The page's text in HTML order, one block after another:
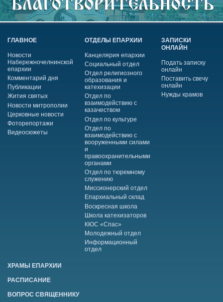
ГЛАВНОЕ
Новости
Набережночелнинской
епархии
Комментарий дня
Публикации
Жития святых
Новости митрополии
Церковные новости
Фоторепортажи
Видеосюжеты
ОТДЕЛЫ ЕПАРХИИ
Канцелярия епархии
Социальный отдел
Отдел религиозного
образования и
катехизации
Отдел по
взаимодействию с
казачеством
Отдел по культуре
Отдел по
взаимодействию с
вооруженными силами
и
правоохранительными
органами
Отдел по тюремному
служению
Миссионерский отдел
Епархиальный склад
Воскресная школа
Школа катехизаторов
КЮС «Спас»
Молодежный отдел
Информационный
отдел
ЗАПИСКИ
ОНЛАЙН
Подать записку
онлайн
Поставить свечу
онлайн
Нужды храмов
ХРАМЫ ЕПАРХИИ
РАСПИСАНИЕ
ВОПРОС СВЯЩЕННИКУ